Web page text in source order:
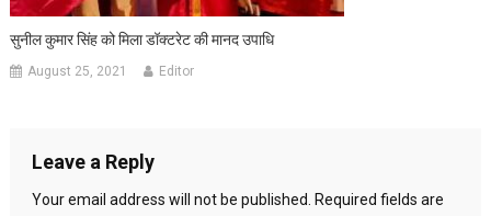
सुनील कुमार सिंह को मिला डॉक्टरेट की मानद उपाधि
August 25, 2021 Editor
Leave a Reply
Your email address will not be published.
Required fields are